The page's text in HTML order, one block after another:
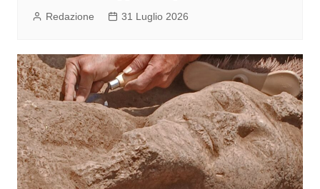
Redazione 31 Luglio 2026